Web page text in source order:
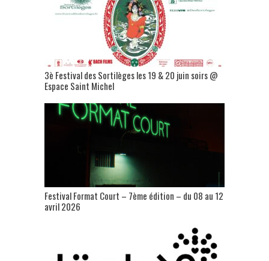
3è Festival des Sortilèges les 19 & 20 juin soirs @
Espace Saint Michel
Festival Format Court – 7ème édition – du 08 au 12
avril 2026